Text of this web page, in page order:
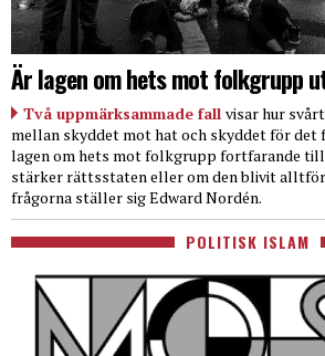
Är lagen om hets mot folkgrupp
Två uppmärksammade fall visar hur
mellan skyddet mot hat och skyddet för det
lagen om hets mot folkgrupp fortfarande
stärker rättsstaten eller om den blivit alltför
frågorna ställer sig Edward Nordén.
POLITISK ISLAM